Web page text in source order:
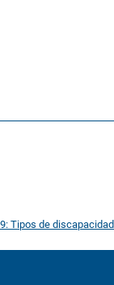
Tipos de discapacidad